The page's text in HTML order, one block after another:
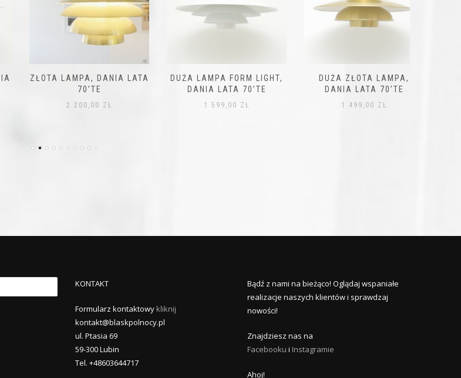
ZŁOTA LAMPA, DANIA LATA
70’TE
2 200,00ZŁ
DUŻA LAMPA FORM LIGHT,
DANIA LATA 70’TE
1 599,00ZŁ
DUŻA ZŁOTA LAMPA,
DANIA LATA 70’TE
1 499,00ZŁ
KONTAKT
Formularz kontaktowy kliknij
kontakt@blaskpolnocy.pl
ul. Ptasia 69
59-300 Lubin
Tel. +48603644717
Bądź z nami na bieżąco! Oglądaj wspaniałe
realizacje naszych klientów i sprawdzaj
nowości!
Znajdziesz nas na
Facebooku i Instagramie
Ahoj!